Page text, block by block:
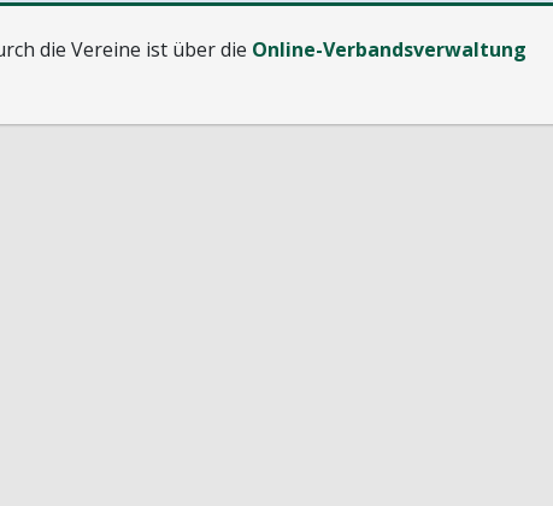
die Vereine ist über die Online-Verbandsverwaltung